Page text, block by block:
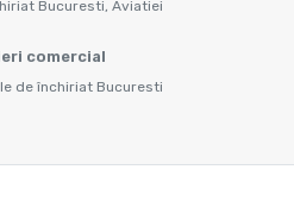
Bucuresti, Aviatiei
comercial
de închiriat Bucuresti